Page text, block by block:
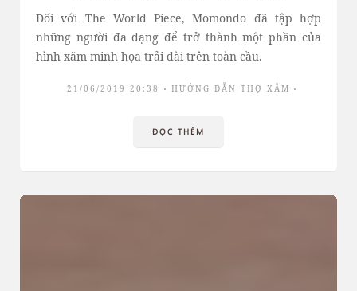
Đối với The World Piece, Momondo đã tập hợp
những người đa dạng để trở thành một phần của
hình xăm minh họa trải dài trên toàn cầu.
21/06/2019 20:38 HƯỚNG DẪN THỢ XĂM
ĐỌC THÊM